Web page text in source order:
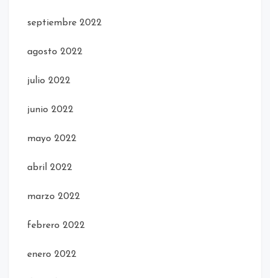
septiembre 2022
agosto 2022
julio 2022
junio 2022
mayo 2022
abril 2022
marzo 2022
febrero 2022
enero 2022